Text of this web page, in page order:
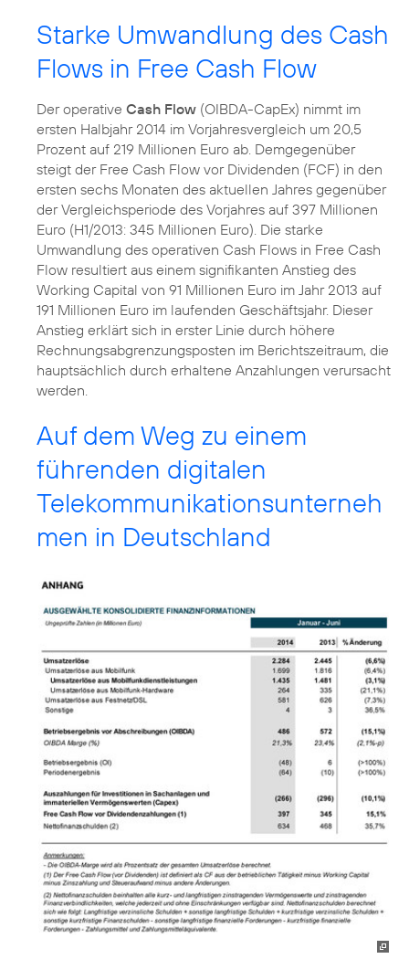
Starke Umwandlung des Cash
Flows in Free Cash Flow
Der operative Cash Flow (OIBDA-CapEx) nimmt im
ersten Halbjahr 2014 im Vorjahresvergleich um 20,5
Prozent auf 219 Millionen Euro ab. Demgegenüber
steigt der Free Cash Flow vor Dividenden (FCF) in den
ersten sechs Monaten des aktuellen Jahres gegenüber
der Vergleichsperiode des Vorjahres auf 397 Millionen
Euro (H1/2013: 345 Millionen Euro). Die starke
Umwandlung des operativen Cash Flows in Free Cash
Flow resultiert aus einem signifikanten Anstieg des
Working Capital von 91 Millionen Euro im Jahr 2013 auf
191 Millionen Euro im laufenden Geschäftsjahr. Dieser
Anstieg erklärt sich in erster Linie durch höhere
Rechnungsabgrenzungsposten im Berichtszeitraum, die
hauptsächlich durch erhaltene Anzahlungen verursacht
werden.
Auf dem Weg zu einem
führenden digitalen
Telekommunikationsunterneh
men in Deutschland